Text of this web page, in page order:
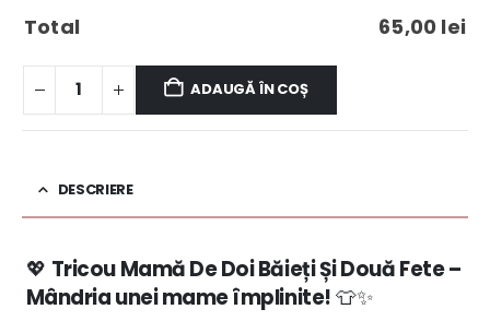
Total 65,00 lei
ADAUGĂ ÎN COȘ
DESCRIERE
💖 Tricou Mamă De Doi Băieți Și Două Fete –
Mândria unei mame împlinite! 👕✨